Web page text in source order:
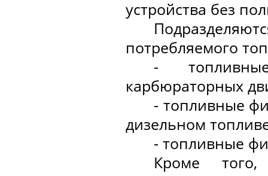
устройства без
потребляемого
-
карбюраторных
- топливные
дизельном
- топливные
Кроме того,